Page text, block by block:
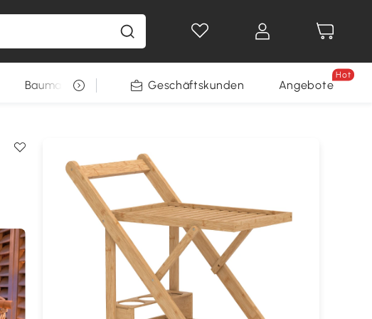
Gewinnspiele
Baumarkt RestpostenGeschäftskunden Angebote
Hot